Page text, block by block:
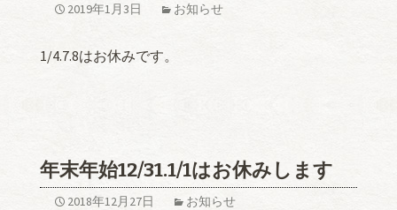
2019年1月3日 お知らせ
1/4.7.8はお休みです。
年末年始12/31.1/1はお休みします
2018年12月27日 お知らせ